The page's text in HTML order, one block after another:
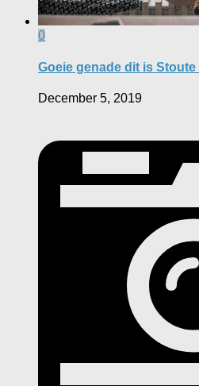
0
Goeie genade dit is
December 5, 2019